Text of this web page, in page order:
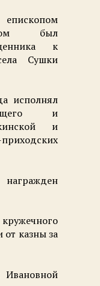
был
к
Сушки
исполнял
и
и
от казны за